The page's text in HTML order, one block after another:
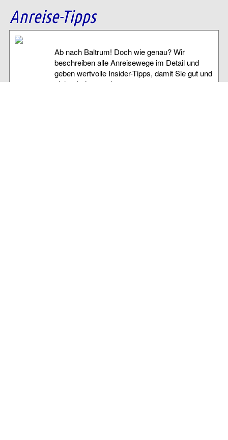
Anreise-Tipps
Ab nach Baltrum! Doch wie genau? Wir
beschreiben alle Anreisewege im Detail und
geben wertvolle Insider-Tipps, damit Sie gut und
sicher bei uns ankommen.